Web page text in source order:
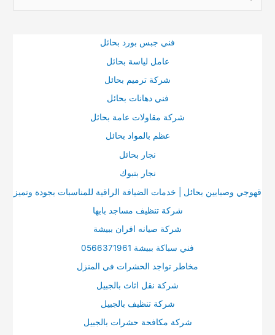
فني جبس بورد بحائل
عامل لياسة بحائل
شركة ترميم بحائل
فني دهانات بحائل
شركة مقاولات عامة بحائل
عظم بالمواد بحائل
نجار بحائل
نجار بتبوك
قهوجي وصبابين بحائل | خدمات الضيافة الراقية للمناسبات بجودة وتميز
شركة تنظيف مساجد بابها
شركة صيانه افران ببيشة
فني سباكة ببيشة 0566371961
مخاطر تواجد الحشرات في المنزل
شركة نقل اثاث بالجبيل
شركة تنظيف بالجبيل
شركة مكافحة حشرات بالجبيل